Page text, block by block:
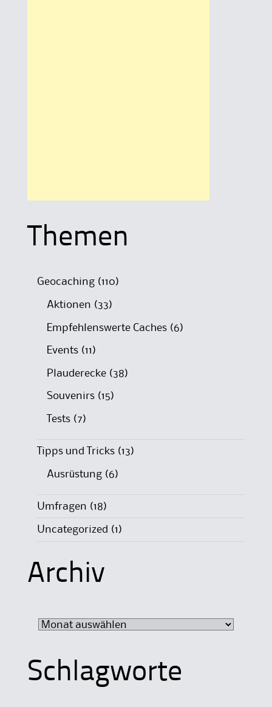
Themen
Geocaching(110)
Aktionen (33)
Empfehlenswerte Caches(6)
Events(11)
Plauderecke(38)
Souvenirs(15)
Tests(7)
Tipps und Tricks(13)
Ausrüstung(6)
Umfragen (18)
Uncategorized (1)
Archiv
Schlagworte